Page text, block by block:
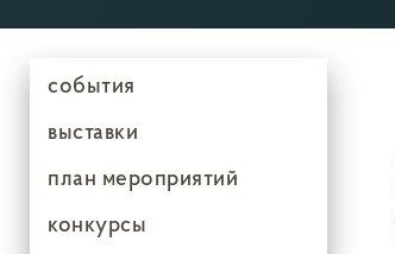
события
выставки
план мероприятий
конкурсы